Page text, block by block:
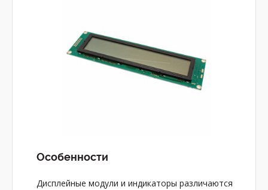
Особенности
Дисплейные модули и индикаторы различаются